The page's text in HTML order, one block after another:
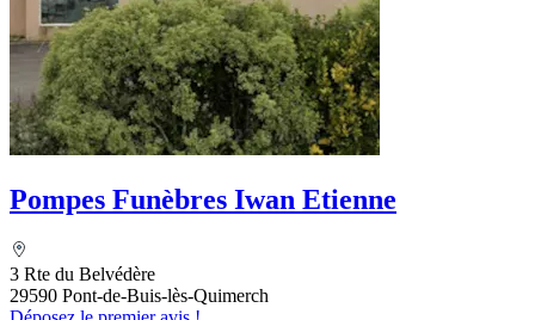
Pompes Funèbres Iwan Etienne
3 Rte du Belvédère
29590 Pont-de-Buis-lès-Quimerch